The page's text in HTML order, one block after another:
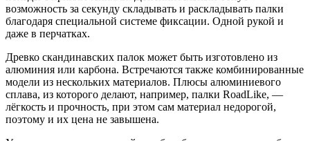
возможность за секунду складывать и раскладывать палки
благодаря специальной системе фиксации. Одной рукой и
даже в перчатках.
Древко скандинавских палок может быть изготовлено из
алюминия или карбона. Встречаются также комбинированные
модели из нескольких материалов. Плюсы алюминиевого
сплава, из которого делают, например, палки RoadLike, —
лёгкость и прочность, при этом сам материал недорогой,
поэтому и их цена не завышена.